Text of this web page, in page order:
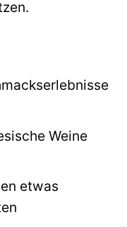
Weine
etwas